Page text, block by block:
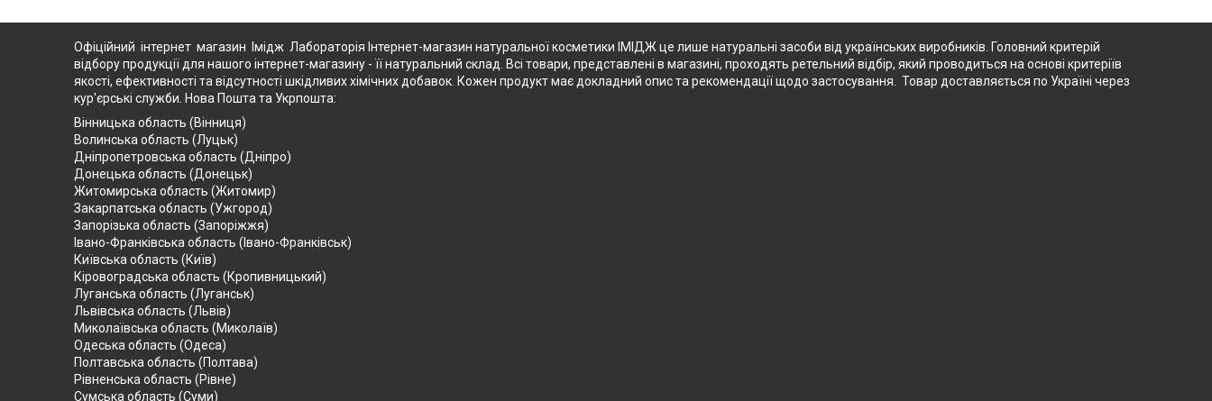
Офіційний інтернет магазин Імідж Лабораторія Інтернет-магазин натуральної косметики ІМІДЖ це лише натуральні засоби від українських виробників. Головний критерій
відбору продукції для нашого інтернет-магазину - її натуральний склад. Всі товари, представлені в магазині, проходять ретельний відбір, який проводиться на основі критеріїв
якості, ефективності та відсутності шкідливих хімічних добавок. Кожен продукт має докладний опис та рекомендації щодо застосування. Товар доставляється по Україні через
кур'єрські служби. Нова Пошта та Укрпошта:
Вінницька область (Вінниця)
Волинська область (Луцьк)
Дніпропетровська область (Дніпро)
Донецька область (Донецьк)
Житомирська область (Житомир)
Закарпатська область (Ужгород)
Запорізька область (Запоріжжя)
Івано-Франківська область (Івано-Франківськ)
Київська область (Київ)
Кіровоградська область (Кропивницький)
Луганська область (Луганськ)
Львівська область (Львів)
Миколаївська область (Миколаїв)
Одеська область (Одеса)
Полтавська область (Полтава)
Рівненська область (Рівне)
Сумська область (Суми)